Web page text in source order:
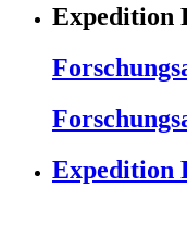
Expedition
Expedition